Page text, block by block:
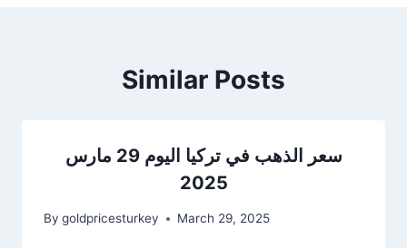
Similar Posts
سعر الذهب في تركيا اليوم 29 مارس
2025
By goldpricesturkey March 29, 2025